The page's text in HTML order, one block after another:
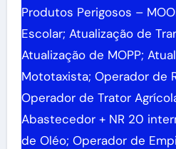
Produtos Perigosos –
Escolar; Atualização de
Atualização de MOPP;
Mototaxista; Operador de
Operador de Trator
Abastecedor + NR 20
de Oléo; Operador de